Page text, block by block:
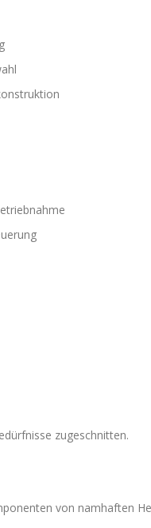
zugeschnitten.
von namhaften